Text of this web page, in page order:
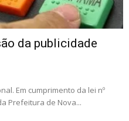
da publicidade
Em cumprimento da lei nº
Prefeitura de Nova...